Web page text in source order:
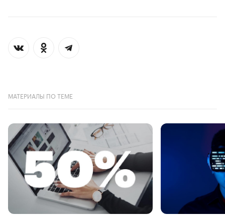
МАТЕРИАЛЫ ПО ТЕМЕ